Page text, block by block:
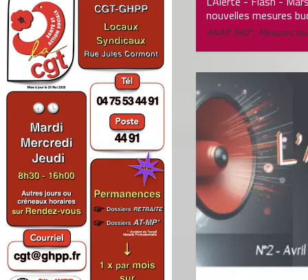
nouvelles mesures
ANAP 360°, Mesures